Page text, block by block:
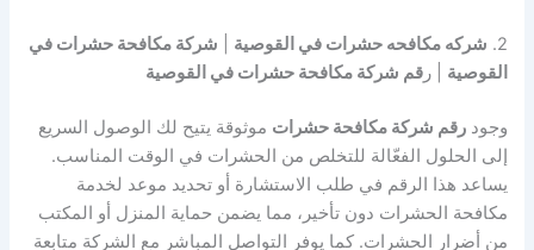
2. شركه مكافحه حشرات في القوصية
شركة مكافحة حشرات في
القوصية | رقم شركة مكافحة حشرات في القوصية
وجودرقم شركة مكافحة حشرات موثوقة يتيح لك الوصول السريع
إلى الحلول الفعّالة للتخلص من الحشرات في الوقت المناسب.
يساعد هذا الرقم في طلب الاستشارة أو تحديد موعد لخدمة
مكافحة الحشرات دون تأخير، مما يضمن حماية المنزل أو المكتب
من أضرار الحشرات. كما يوفر التواصل المباشر مع الشركة متابعة